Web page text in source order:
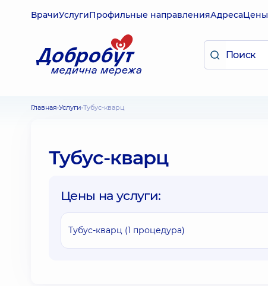
ВрачиУслугиПрофильные направленияАдресаЦены
Главная Услуги Тубус-кварц
Тубус-кварц
Цены на услуги:
Тубус-кварц (1 процедура)